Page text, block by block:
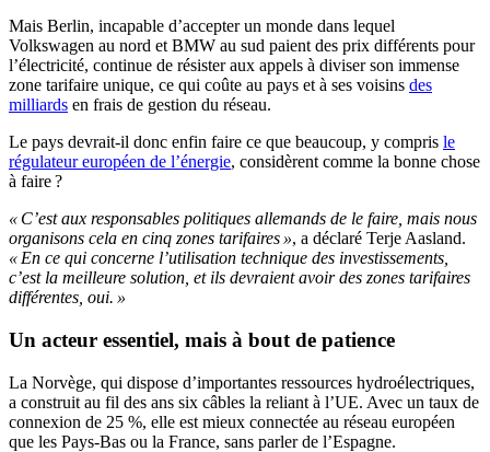
Mais Berlin, incapable d’accepter un monde dans lequel
Volkswagen au nord et BMW au sud paient des prix différents pour
l’électricité, continue de résister aux appels à diviser son immense
zone tarifaire unique, ce qui coûte au pays et à ses voisins des
milliards en frais de gestion du réseau.
Le pays devrait-il donc enfin faire ce que beaucoup, y compris le
régulateur européen de l’énergie, considèrent comme la bonne chose
à faire ?
« C’est aux responsables politiques allemands de le faire, mais nous
organisons cela en cinq zones tarifaires », a déclaré Terje Aasland.
« En ce qui concerne l’utilisation technique des investissements,
c’est la meilleure solution, et ils devraient avoir des zones tarifaires
différentes, oui. »
Un acteur essentiel, mais à bout de patience
La Norvège, qui dispose d’importantes ressources hydroélectriques,
a construit au fil des ans six câbles la reliant à l’UE. Avec un taux de
connexion de 25 %, elle est mieux connectée au réseau européen
que les Pays-Bas ou la France, sans parler de l’Espagne.